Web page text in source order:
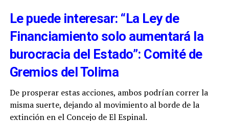
Le puede interesar: “La Ley de
Financiamiento solo aumentará la
burocracia del Estado”: Comité de
Gremios del Tolima
De prosperar estas acciones, ambos podrían correr la
misma suerte, dejando al movimiento al borde de la
extinción en el Concejo de El Espinal.